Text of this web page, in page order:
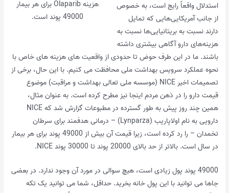
هزینه Olaparib برای هر بیمار
49000 پوند است.
استدلال واقعاً رایج است، به خصوص
از جانب آمریکایی‌هایی که تمایل
دارند نسبت به بریتانیایی‌ها نسبت به
هزینه‌های دارو آگاهی بیشتری داشته
باشند. ما در این طرف حوض تا حدودی از واقعیت های هزینه های خاص با
نحوه عملکرد سرویس بهداشت ملی محافظت می کنیم. با این حال، برخی از
تصمیمات اخیر NICE (موسسه ملی تعالی بهداشت و مراقبت) موضوع
قیمت دارو را در ذهن مردم اینجا نیز مطرح کرده است. به عنوان مثال،
همین چند روز پیش به طور گسترده در مطبوعات گزارش شد که NICE
دارویی به نام اولاپاریب (Lynparza) – درمانی هدفمند برای سرطان
تخمدان – را رد کرده است، زیرا قیمت آن بیش از 49000 پوند برای هر بیمار
در سال است. بالاتر از حد بالای 20000 پوند تا 30000 پوند NICE.
49000 پوند پول زیادی است، هیچ سوالی در مورد آن وجود ندارد. در بعضی
جاها می توانید با این پول خانه بخرید. حداقل، شما می توانید یک تکه